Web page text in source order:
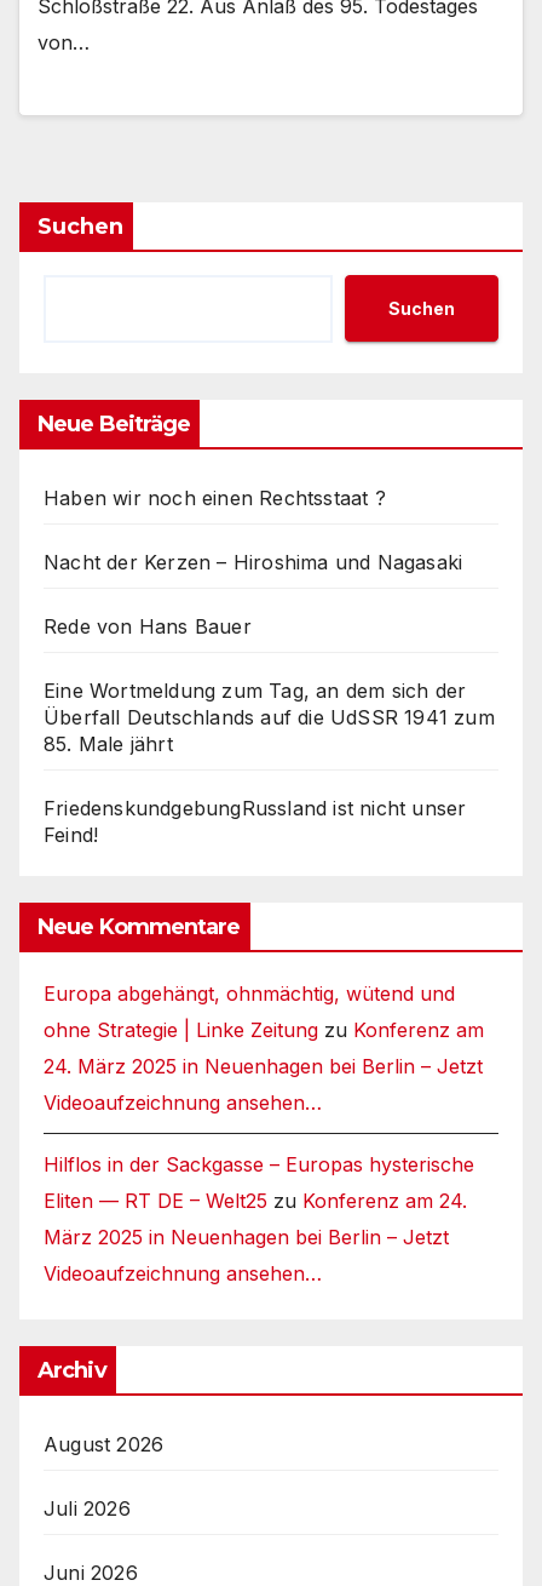
Schloßstraße 22. Aus Anlaß des 95. Todestages
von…
Suchen
Suchen
Neue Beiträge
Haben wir noch einen Rechtsstaat ?
Nacht der Kerzen – Hiroshima und Nagasaki
Rede von Hans Bauer
Eine Wortmeldung zum Tag, an dem sich der
Überfall Deutschlands auf die UdSSR 1941 zum
85. Male jährt
FriedenskundgebungRussland ist nicht unser
Feind!
Neue Kommentare
Europa abgehängt, ohnmächtig, wütend und
ohne Strategie | Linke Zeitung zu Konferenz am
24. März 2025 in Neuenhagen bei Berlin – Jetzt
Videoaufzeichnung ansehen…
Hilflos in der Sackgasse – Europas hysterische
Eliten — RT DE – Welt25 zu Konferenz am 24.
März 2025 in Neuenhagen bei Berlin – Jetzt
Videoaufzeichnung ansehen…
Archiv
August 2026
Juli 2026
Juni 2026